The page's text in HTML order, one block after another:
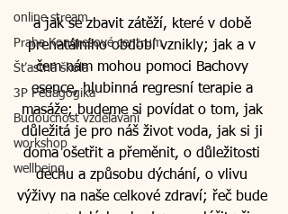
online stream
Praha Kongresové centrum
Šťastná škola
3P Pedagogika
Budoucnost vzdělávání
workshop
wellbeing
a jak se zbavit zátěží, které v době
prenatálního období vznikly; jak a v
čem nám mohou pomoci Bachovy
esence, hlubinná regresní terapie a
masáže; budeme si povídat o tom, jak
důležitá je pro náš život voda, jak si ji
doma ošetřit a přeměnit, o důležitosti
dechu a způsobu dýchání, o vlivu
výživy na naše celkové zdraví; řeč bude